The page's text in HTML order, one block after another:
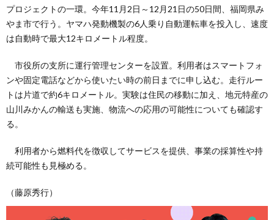
プロジェクトの一環。今年11月2日～12月21日の50日間、福岡県み
やま市で行う。ヤマハ発動機製の6人乗り自動運転車を投入し、速度
は自動時で最大12キロメートル程度。
市役所の支所に運行管理センターを設置。利用者はスマートフォ
ンや固定電話などから使いたい時の前日までに申し込む。走行ルー
トは片道で約6キロメートル。実験は住民の移動に加え、地元特産の
山川みかんの輸送も実施、物流への応用の可能性についても確認す
る。
利用者から燃料代を徴収してサービスを提供、事業の採算性や持
続可能性も見極める。
（藤原秀行）